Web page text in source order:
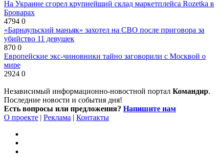
На Украине сгорел крупнейший склад маркетплейса Rozetka в
Броварах
4794 0
«Барнаульский маньяк» захотел на СВО после приговора за
убийство 11 девушек
870 0
Европейские экс-чиновники тайно заговорили с Москвой о
мире
2924 0
Независимый информационно-новостной портал Командир.
Последние новости и события дня!
Есть вопросы или предложения? Напишите нам
О проекте | Реклама | Контакты